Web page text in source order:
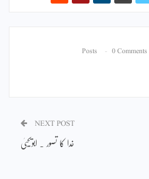
0 Comments
NEXT POST
خدا کا تصور ۔ ابویحییٰ